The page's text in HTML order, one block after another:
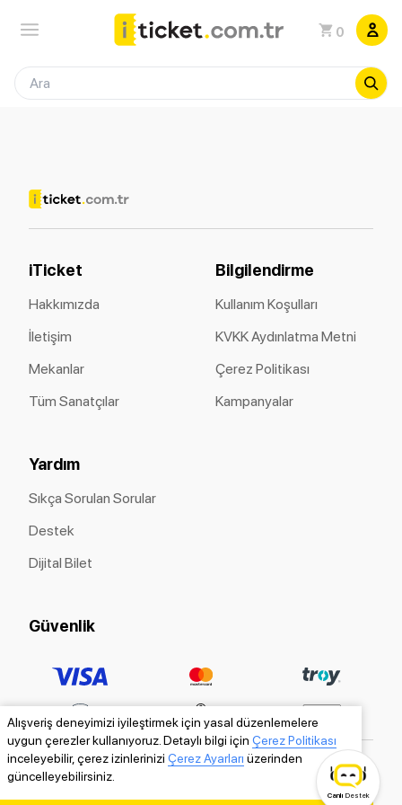
0
Alışveriş deneyimizi iyileştirmek için yasal düzenlemelere
uygun çerezler kullanıyoruz. Detaylı bilgi için Çerez Politikası
inceleyebilir, çerez izinlerinizi Çerez Ayarları üzerinden
güncelleyebilirsiniz.
iTicket
Hakkımızda
İletişim
Mekanlar
Tüm Sanatçılar
Bilgilendirme
Kullanım Koşulları
KVKK Aydınlatma Metni
Çerez Politikası
Kampanyalar
Yardım
Sıkça Sorulan Sorular
Destek
Dijital Bilet
Güvenlik
Canlı Destek